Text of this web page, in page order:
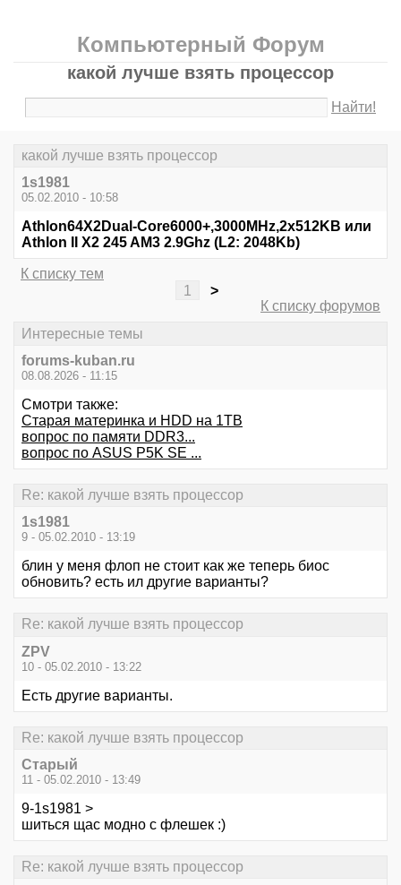
Компьютерный Форум
какой лучше взять процессор
Найти!
какой лучше взять процессор
1s1981
05.02.2010 - 10:58
Athlon64X2Dual-Core6000+,3000MHz,2x512KB или
Athlon II X2 245 AM3 2.9Ghz (L2: 2048Kb)
К списку тем
1
>
К списку форумов
Интересные темы
forums-kuban.ru
08.08.2026 - 11:15
Смотри также:
Старая материнка и HDD на 1TB
вопрос по памяти DDR3...
вопрос по ASUS P5K SE ...
Re: какой лучше взять процессор
1s1981
9 - 05.02.2010 - 13:19
блин у меня флоп не стоит как же теперь биос
обновить? есть ил другие варианты?
Re: какой лучше взять процессор
ZPV
10 - 05.02.2010 - 13:22
Есть другие варианты.
Re: какой лучше взять процессор
Старый
11 - 05.02.2010 - 13:49
9-1s1981 >
шиться щас модно с флешек :)
Re: какой лучше взять процессор